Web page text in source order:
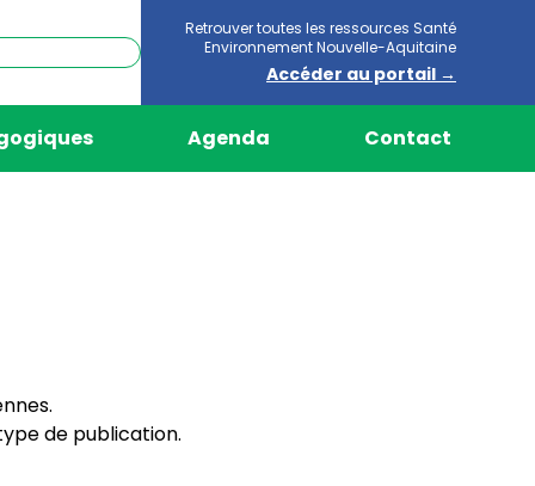
Retrouver toutes les ressources Santé
Environnement Nouvelle-Aquitaine
Accéder au portail →
Agenda Contact
de publication.